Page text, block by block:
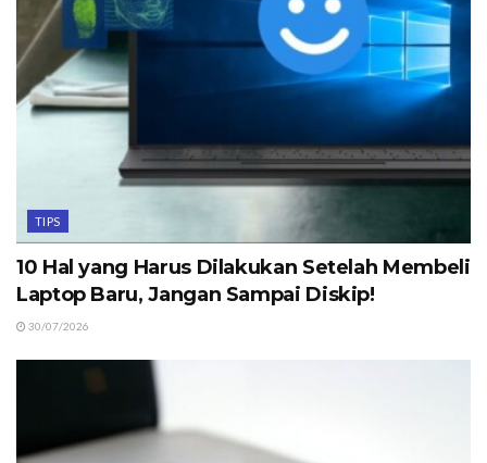
TIPS
10 Hal yang Harus Dilakukan Setelah Membeli
Laptop Baru, Jangan Sampai Diskip!
30/07/2026